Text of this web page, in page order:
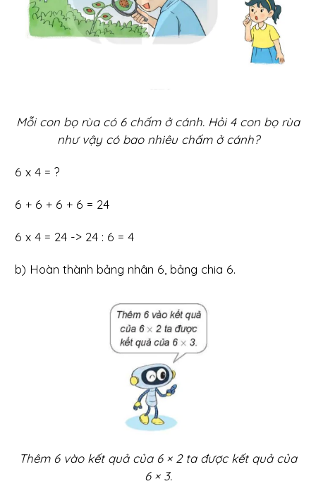
Mỗi con bọ rùa có 6 chấm ở cánh. Hỏi 4 con bọ rùa
như vậy có bao nhiêu chấm ở cánh?
6 x 4 = ?
6 + 6 + 6 + 6 = 24
6 x 4 = 24 -> 24 : 6 = 4
b) Hoàn thành bảng nhân 6, bảng chia 6.
Thêm 6 vào kết quả của 6 × 2 ta được kết quả của
6 × 3.